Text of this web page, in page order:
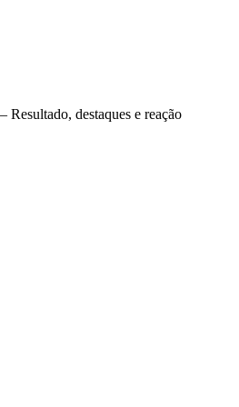
destaques e reação